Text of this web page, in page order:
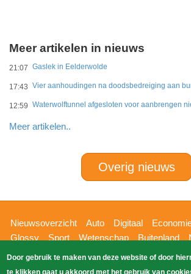
Meer artikelen in nieuws
21:07 Gaslek in Eelderwolde
17:43
12:59 Waterwolftunnel afgesloten voor aanbrengen
Meer artikelen..
Overig nieuws
Hoofdnavigatie
Nieuwsoverzicht Auto Digitaal
Glossy
Sport Wetenschap Buitenland
Bizzpress
Blik op 112 Provincies
Zoeken
Copyright Blik Op
Door gebruik te maken van deze website of door
te klikken gaat u akkoord met het gebruik van